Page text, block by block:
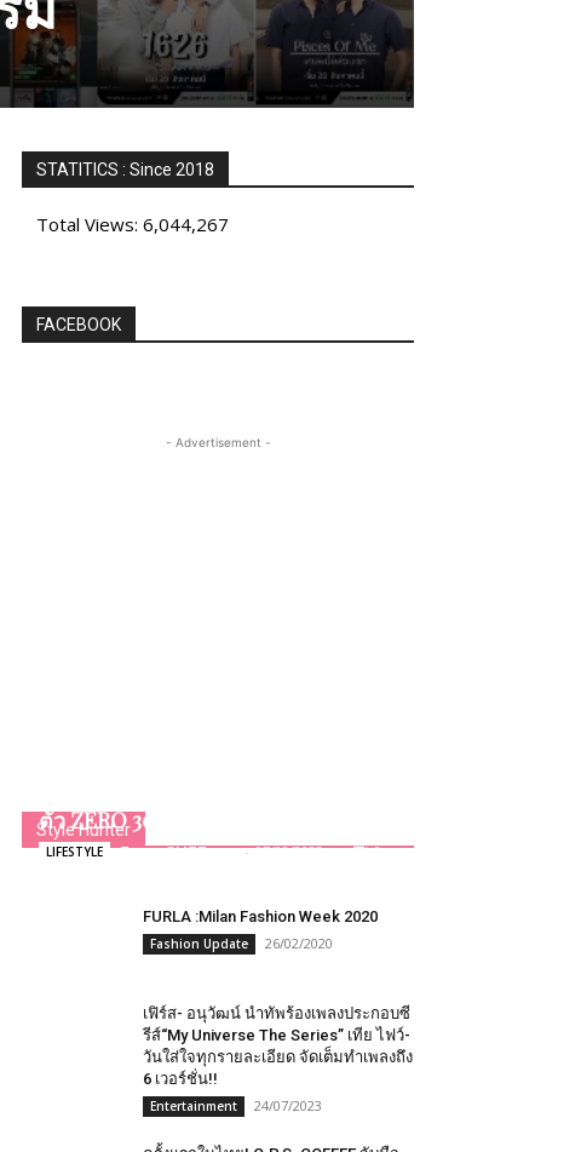
STATITICS : Since 2018
Total Views: 6,044,267
FACEBOOK
- Advertisement -
Style Hunter
ตัว ZERO 30 5G ชูจุดขายกล้องหน้า 4K
LIFESTYLE Team GLITZmag - 07/09/2023 0
FURLA​ :Milan Fashion​ Week​ 2020
Fashion Update 26/02/2020
เฟิร์ส- อนุวัฒน์ นำทัพร้องเพลงประกอบซี
รีส์“My Universe The Series” เทีย ไฟว์-
วันใส่ใจทุกรายละเอียด จัดเต็มทำเพลงถึง
6 เวอร์ชั่น!!
Entertainment 24/07/2023